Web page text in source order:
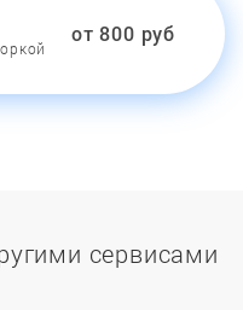
от 800 руб
сервисами